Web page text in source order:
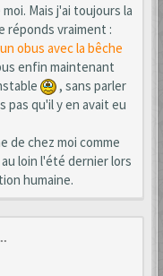
Mais j'ai toujours la
réponds vraiment :
obus avec la bêche
enfin maintenant
, sans parler
pas qu'il y en avait eu
de chez moi comme
loin l'été dernier lors
humaine.